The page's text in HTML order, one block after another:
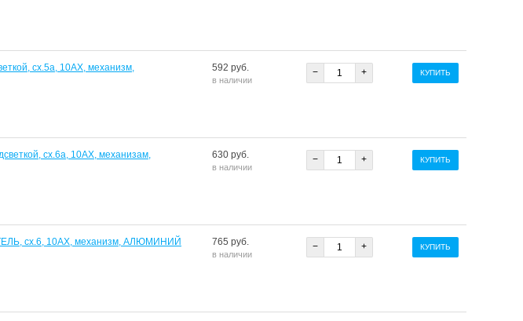
сх.5а, 10АХ, механизм,
592 руб.
в наличии
− + КУПИТЬ
сх.6а, 10АХ, механизам,
630 руб.
в наличии
− + КУПИТЬ
сх.6, 10АХ, механизм, АЛЮМИНИЙ 765 руб.
в наличии
− + КУПИТЬ